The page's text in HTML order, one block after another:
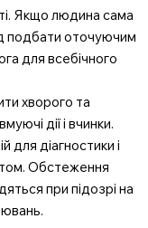
Якщо людина сама
подбати оточуючим
для всебічного
хворого та
дії і вчинки.
для діагностики і
Обстеження
при підозрі на